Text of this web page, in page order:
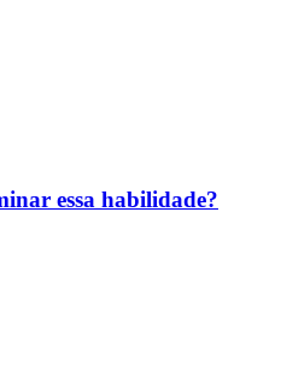
essa habilidade?